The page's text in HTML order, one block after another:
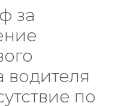
за
водителя
по